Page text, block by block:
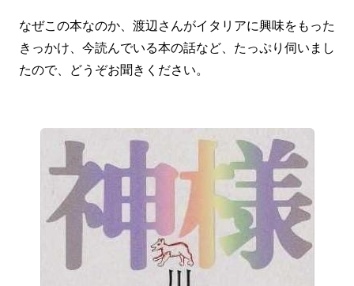
なぜこの本なのか、渡辺さんがイタリアに興味をもった
きっかけ、今読んでいる本の話など、たっぷり伺いまし
たので、どうぞお聞きください。